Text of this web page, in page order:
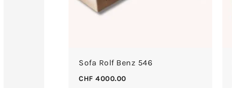
Sofa Rolf Benz 546
CHF 4000.00